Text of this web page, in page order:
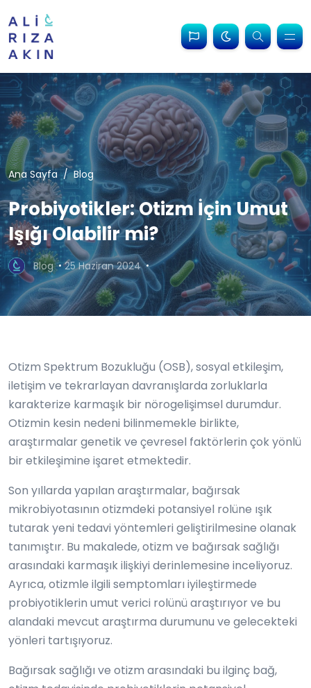
Ana Sayfa Blog
Probiyotikler: Otizm İçin Umut
Işığı Olabilir mi?
Blog 25 Haziran 2024
Otizm Spektrum Bozukluğu (OSB), sosyal etkileşim,
iletişim ve tekrarlayan davranışlarda zorluklarla
karakterize karmaşık bir nörogelişimsel durumdur.
Otizmin kesin nedeni bilinmemekle birlikte,
araştırmalar genetik ve çevresel faktörlerin çok yönlü
bir etkileşimine işaret etmektedir.
Son yıllarda yapılan araştırmalar, bağırsak
mikrobiyotasının otizmdeki potansiyel rolüne ışık
tutarak yeni tedavi yöntemleri geliştirilmesine olanak
tanımıştır. Bu makalede, otizm ve bağırsak sağlığı
arasındaki karmaşık ilişkiyi derinlemesine inceliyoruz.
Ayrıca, otizmle ilgili semptomları iyileştirmede
probiyotiklerin umut verici rolünü araştırıyor ve bu
alandaki mevcut araştırma durumunu ve gelecekteki
yönleri tartışıyoruz.
Bağırsak sağlığı ve otizm arasındaki bu ilginç bağ,